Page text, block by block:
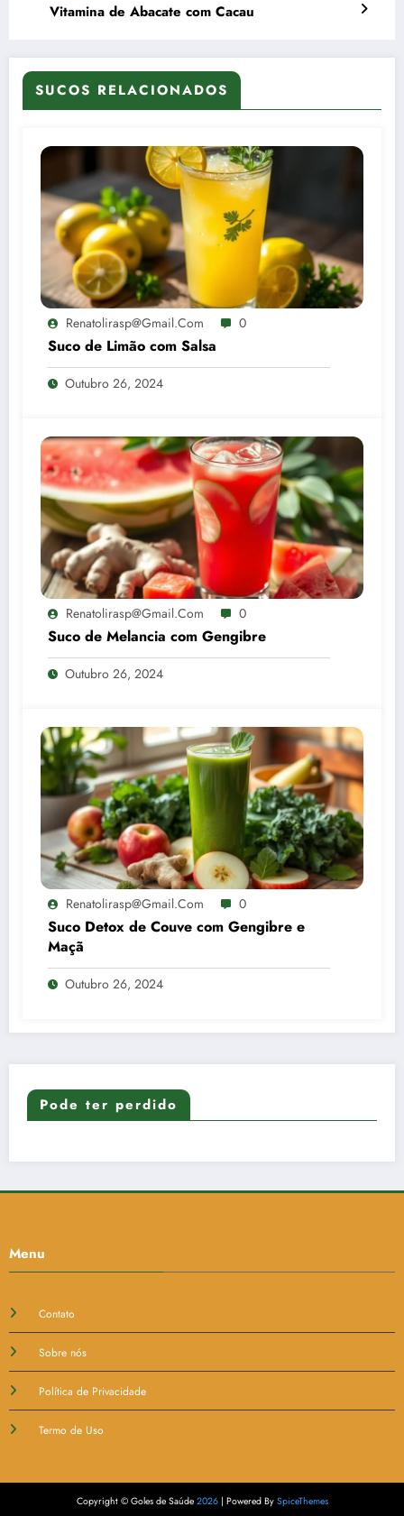
Vitamina de Abacate com Cacau
SUCOS RELACIONADOS
Renatolirasp@gmail.com 0
Suco de Limão com Salsa
Outubro 26, 2024
Renatolirasp@gmail.com 0
Suco de Melancia com Gengibre
Outubro 26, 2024
Renatolirasp@gmail.com 0
Suco Detox de Couve com Gengibre e
Maçã
Outubro 26, 2024
Pode ter perdido
Menu
Contato
Sobre nós
Política de Privacidade
Termo de Uso
Copyright © Goles de Saúde 2026| Powered By SpiceThemes